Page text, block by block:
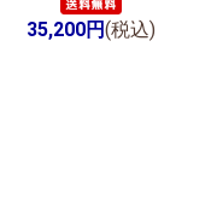
35,200円(税込)